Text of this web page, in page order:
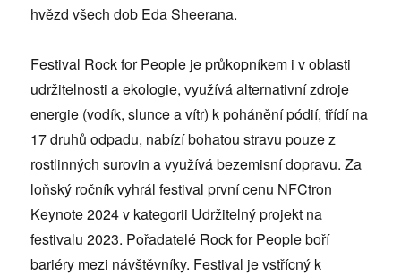
hvězd všech dob Eda Sheerana.
Festival Rock for People je průkopníkem i v oblasti
udržitelnosti a ekologie, využívá alternativní zdroje
energie (vodík, slunce a vítr) k pohánění pódií, třídí na
17 druhů odpadu, nabízí bohatou stravu pouze z
rostlinných surovin a využívá bezemisní dopravu. Za
loňský ročník vyhrál festival první cenu NFCtron
Keynote 2024 v kategorii Udržitelný projekt na
festivalu 2023. Pořadatelé Rock for People boří
bariéry mezi návštěvníky. Festival je vstřícný k